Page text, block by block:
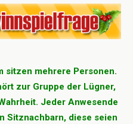
sitzen mehrere Personen.
zur Gruppe der Lügner,
Jeder Anwesende
Sitznachbarn, diese seien